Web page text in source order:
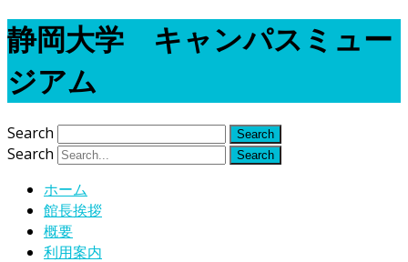
静岡大学 キャンパスミュー
ジアム
Search
Search
ホーム
館長挨拶
概要
利用案内